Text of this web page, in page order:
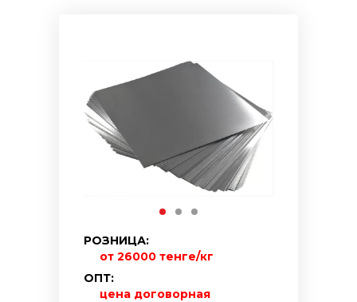
РОЗНИЦА:
от 26000 тенге/кг
ОПТ:
цена договорная